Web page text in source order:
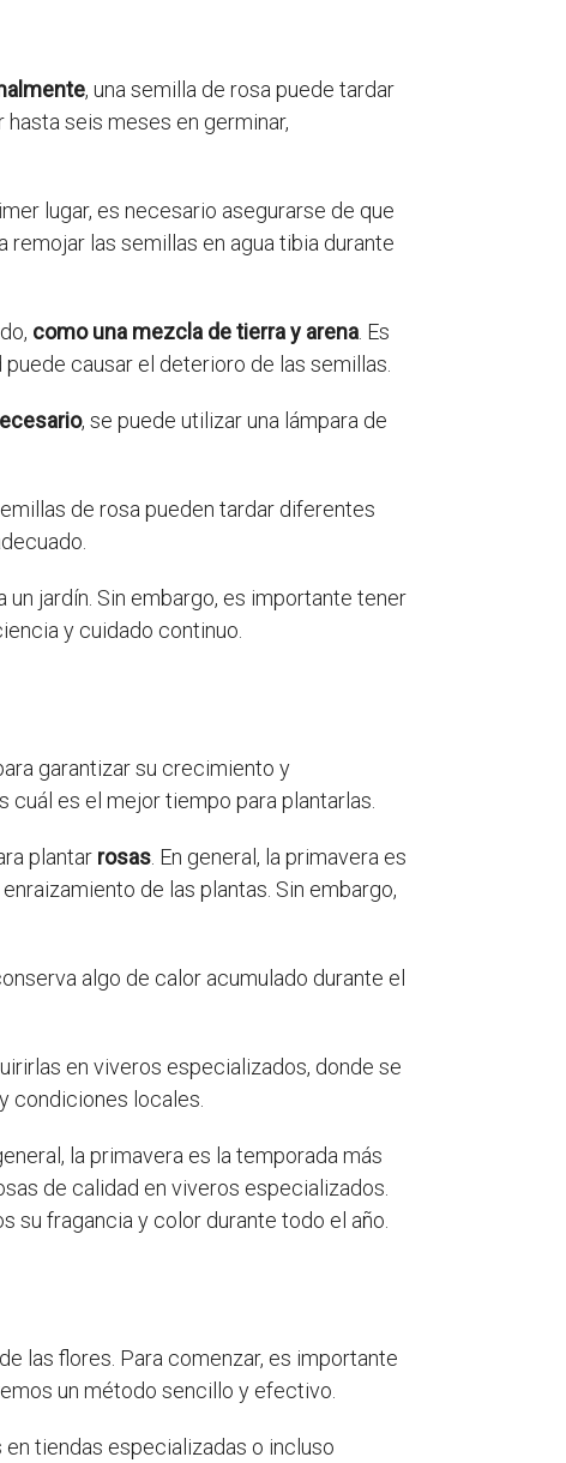
, una semilla de rosa puede tardar
hasta seis meses en germinar,
lugar, es necesario asegurarse de que
las semillas en agua tibia durante
como una mezcla de tierra y arena. Es
causar el deterioro de las semillas.
, se puede utilizar una lámpara de
de rosa pueden tardar diferentes
jardín. Sin embargo, es importante tener
y cuidado continuo.
garantizar su crecimiento y
cuál es el mejor tiempo para plantarlas.
plantar rosas. En general, la primavera es
de las plantas. Sin embargo,
algo de calor acumulado durante el
en viveros especializados, donde se
condiciones locales.
la primavera es la temporada más
de calidad en viveros especializados.
su fragancia y color durante todo el año.
las flores. Para comenzar, es importante
un método sencillo y efectivo.
tiendas especializadas o incluso